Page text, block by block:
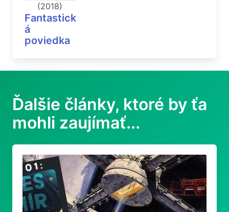
(2018)
Fantastick
á
poviedka
Ďalšie články, ktoré by ťa
mohli zaujímať...